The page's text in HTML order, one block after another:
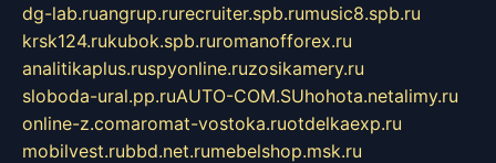
dg-lab.ruangrup.rurecruiter.spb.rumusic8.spb.ru
krsk124.rukubok.spb.ruromanofforex.ru
analitikaplus.ruspyonline.ruzosikamery.ru
sloboda-ural.pp.ruAUTO-COM.SUhohota.netalimy.ru
online-z.comaromat-vostoka.ruotdelkaexp.ru
mobilvest.rubbd.net.rumebelshop.msk.ru